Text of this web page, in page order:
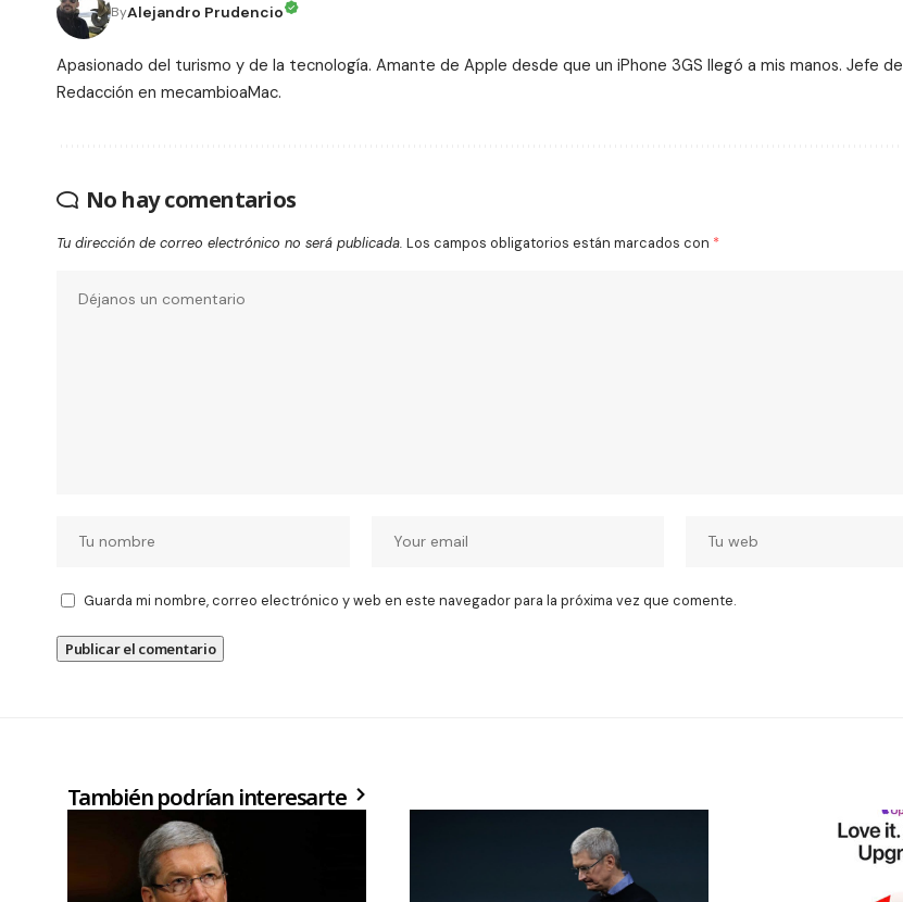
ByAlejandro Prudencio
Apasionado del turismo y de la tecnología. Amante de Apple desde que un iPhone 3GS llegó a mis manos. Jefe de
Redacción en mecambioaMac.
No hay comentarios
Tu dirección de correo electrónico no será publicada. Los campos obligatorios están marcados con *
Guarda mi nombre, correo electrónico y web en este navegador para la próxima vez que comente.
También podrían interesarte